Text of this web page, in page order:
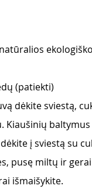
(patiekti)
dėkite sviestą,
Kiaušinių
į sviestą su
pusę miltų ir
išmaišykite.